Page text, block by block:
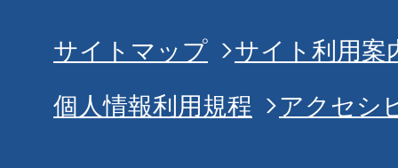
サイトマップ
サイト利用案
個人情報利用規程
アクセシ